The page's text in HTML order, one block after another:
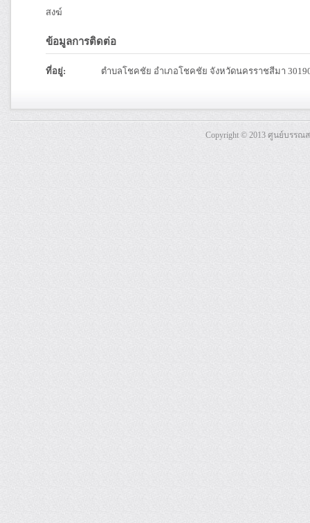
สงฆ์
ข้อมูลการติดต่อ
ที่อยู่: ตำบลโชคชัย อำเภอโชคชัย จังหวัดนครราชสีมา
Copyright © 2013 ศูนย์บรร